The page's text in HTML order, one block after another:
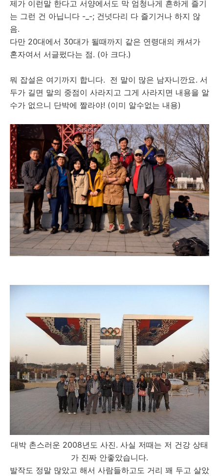
제가 이런말 한다고 서양에서도 막 엄청나게 흔하게 즐기
는 그런 건 아닙니다 -_-; 건넛다리 다 즐기거나 하지 않
음.
다만 20대에서 30대가 될때까지 같은 연령대의 캐셔가
혼자여서 서글펐다는 점. (아 크다.)
뭐 잡설은 여기까지 합니다. 전 말이 많은 남자니깐요. 서
두가 길면 말의 중점이 사라지고 그게 사라지면 내용을 알
수가 없으니 단박에 짤라야! (이미 알수없는 내용)
대박 촌스러운 2008년도 사진. 사실 저때는 저 건강 상태
가 진짜 안좋았습니다.
발작도 정말 많았고 해서 사람들하고도 거리 꽤 두고 살았